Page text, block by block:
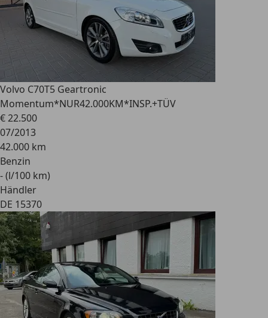
Volvo C70T5 Geartronic
Momentum*NUR42.000KM*INSP.+TÜV
€ 22.500
07/2013
42.000 km
Benzin
- (l/100 km)
Händler
DE 15370